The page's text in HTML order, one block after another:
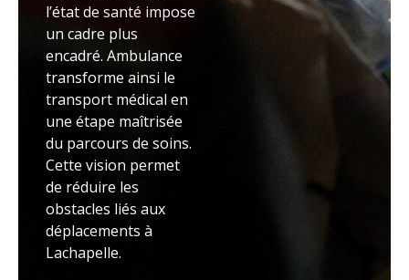
l’état de santé impose
un cadre plus
encadré. Ambulance
transforme ainsi le
transport médical en
une étape maîtrisée
du parcours de soins.
Cette vision permet
de réduire les
obstacles liés aux
déplacements à
Lachapelle.